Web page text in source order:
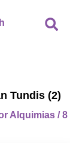
Tundis (2)
Alquimias /8